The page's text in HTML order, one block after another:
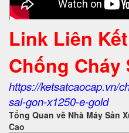
Link Liên
Chống Cháy
https://ketsatcaocap.vn/
sai-gon-x1250-e-gold
Tổng Quan về Nhà Máy Sản
Cao